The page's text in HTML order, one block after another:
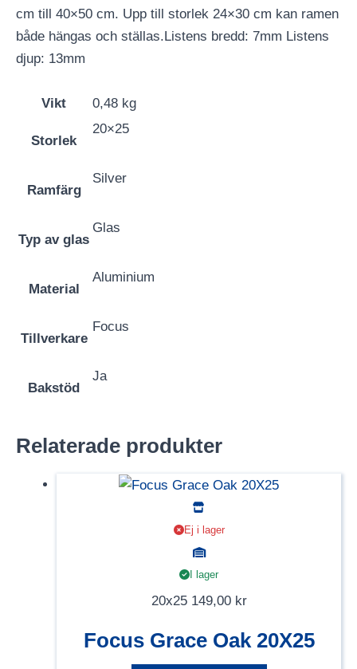
cm till 40×50 cm. Upp till storlek 24×30 cm kan ramen
både hängas och ställas.Listens bredd: 7mm Listens
djup: 13mm
Vikt 0,48 kg
Storlek
20×25
Ramfärg
Silver
Typ av glas
Glas
Material
Aluminium
Tillverkare
Focus
Bakstöd
Ja
Relaterade produkter
Ej i lager
I lager
20x25 149,00 kr
Focus Grace Oak 20X25